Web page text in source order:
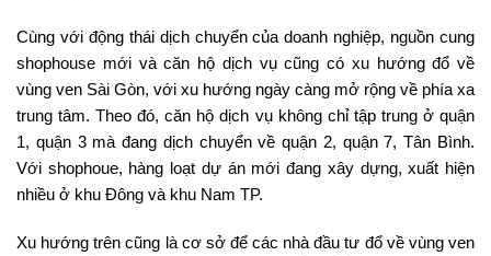
Cùng với động thái dịch chuyển của doanh nghiệp, nguồn cung
shophouse mới và căn hộ dịch vụ cũng có xu hướng đổ về
vùng ven Sài Gòn, với xu hướng ngày càng mở rộng về phía xa
trung tâm. Theo đó, căn hộ dịch vụ không chỉ tập trung ở quận
1, quận 3 mà đang dịch chuyển về quận 2, quận 7, Tân Bình.
Với shophoue, hàng loạt dự án mới đang xây dựng, xuất hiện
nhiều ở khu Đông và khu Nam TP.
Xu hướng trên cũng là cơ sở để các nhà đầu tư đổ về vùng ven